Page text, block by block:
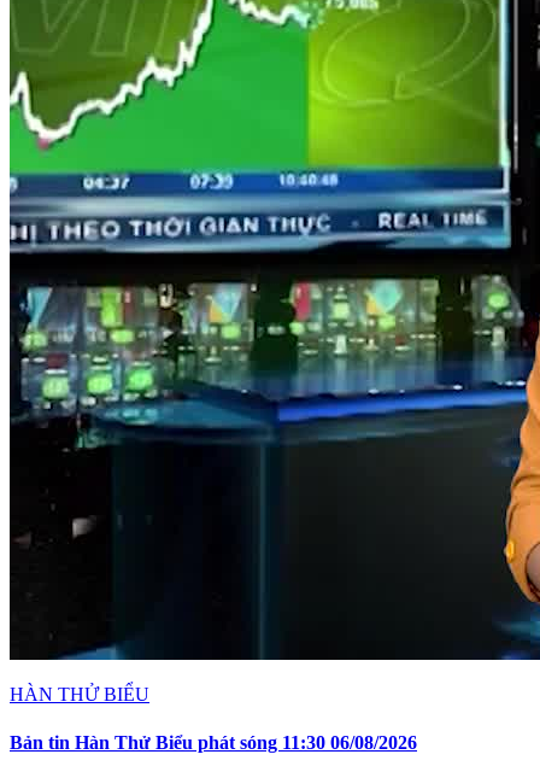
HÀN THỬ BIỂU
Bản tin Hàn Thử Biểu phát sóng 11:30 06/08/2026